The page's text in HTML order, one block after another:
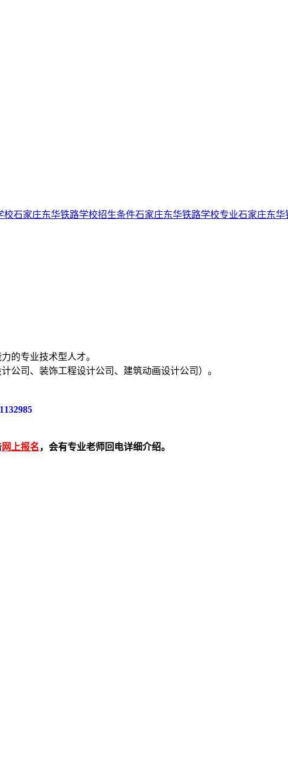
校石家庄东华铁路学校招生条件石家庄东华铁路学校专业石家庄东华
的专业技术型人才。
公司、装饰工程设计公司、建筑动画设计公司）。
网上报名，会有专业老师回电详细介绍。